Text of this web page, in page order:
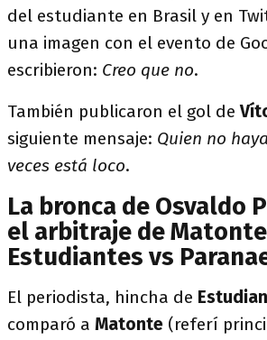
del estudiante en Brasil y en
una imagen con el evento de
escribieron: Creo que no.
También publicaron el gol de
siguiente mensaje: Quien no
veces está loco.
La bronca de Osvaldo
el arbitraje de Matonte
Estudiantes vs
El periodista, hincha de
comparó a Matonte (referí